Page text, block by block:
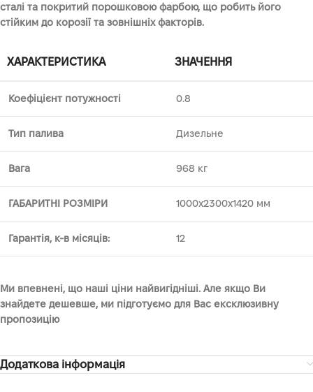
сталі та покритий порошковою фарбою, що робить його
стійким до корозії та зовнішніх факторів.
ХАРАКТЕРИСТИКА ЗНАЧЕННЯ
Коефіцієнт потужності 0.8
Тип палива Дизельне
Вага 968 кг
ГАБАРИТНІ РОЗМІРИ 1000х2300х1420 мм
Гарантія, к-в місяців: 12
Ми впевнені, що наші ціни найвигідніші. Але якщо Ви
знайдете дешевше, ми підготуємо для Вас ексклюзивну
пропозицію
Додаткова інформація